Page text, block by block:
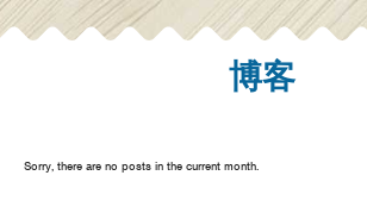
博客
Sorry, there are no posts in the current month.